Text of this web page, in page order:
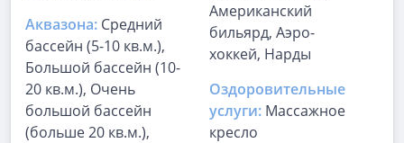
Аквазона: Средний
бассейн (5-10 кв.м.),
Большой бассейн (10-
20 кв.м.), Очень
большой бассейн
(больше 20 кв.м.),
Американский
бильярд, Аэро-
хоккей, Нарды
Оздоровительные
услуги: Массажное
кресло